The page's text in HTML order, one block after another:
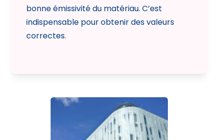
bonne émissivité du matériau. C’est
indispensable pour obtenir des valeurs
correctes.